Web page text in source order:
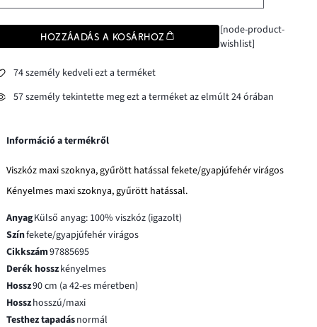
HOZZÁADÁS A KOSÁRHOZ
[node-product-
wishlist]
74 személy kedveli ezt a terméket
57 személy tekintette meg ezt a terméket az elmúlt 24 órában
Információ a termékről
Viszkóz maxi szoknya, gyűrött hatással fekete/gyapjúfehér virágos
Kényelmes maxi szoknya, gyűrött hatással.
AnyagKülső anyag: 100% viszkóz (igazolt)
Színfekete/gyapjúfehér virágos
Cikkszám97885695
Derék hosszkényelmes
Hossz90 cm (a 42-es méretben)
Hosszhosszú/maxi
Testhez tapadásnormál